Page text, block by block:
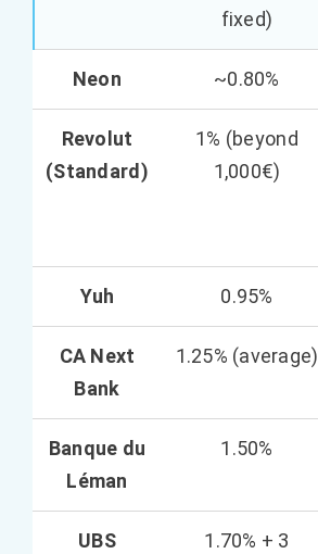
fixed)
Neon ~0.80%
Revolut
(Standard)
1% (beyond
1,000€)
Yuh 0.95%
CA Next
Bank
1.25% (average)
Banque du
Léman
1.50%
UBS
1.70% + 3